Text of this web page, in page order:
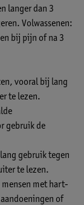
langer dan 3
Volwassenen:
bij pijn of na 3
vooral bij lang
te lezen.
gebruik de
gebruik tegen
te lezen.
met hart-
of